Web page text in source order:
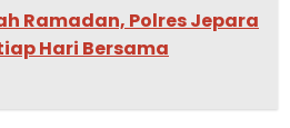
Ramadan, Polres Jepara
Hari Bersama